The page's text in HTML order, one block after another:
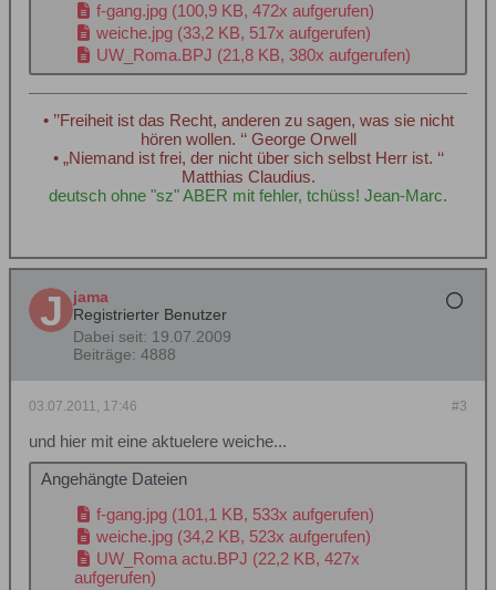
f-gang.jpg (100,9 KB, 472x aufgerufen)
weiche.jpg (33,2 KB, 517x aufgerufen)
UW_Roma.BPJ (21,8 KB, 380x aufgerufen)
• ’’Freiheit ist das Recht, anderen zu sagen, was sie nicht
hören wollen. ‘‘ George Orwell
• „Niemand ist frei, der nicht über sich selbst Herr ist. ‘‘
Matthias Claudius.
deutsch ohne "sz" ABER mit fehler, tchüss! Jean-Marc.
jama
Registrierter Benutzer
Dabei seit: 19.07.2009
Beiträge: 4888
#3
03.07.2011, 17:46
und hier mit eine aktuelere weiche...
Angehängte Dateien
f-gang.jpg (101,1 KB, 533x aufgerufen)
weiche.jpg (34,2 KB, 523x aufgerufen)
UW_Roma actu.BPJ (22,2 KB, 427x
aufgerufen)